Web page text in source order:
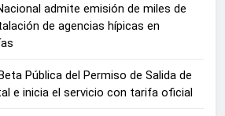
admite emisión de miles de
de agencias hípicas en
Pública del Permiso de Salida de
e inicia el servicio con tarifa oficial